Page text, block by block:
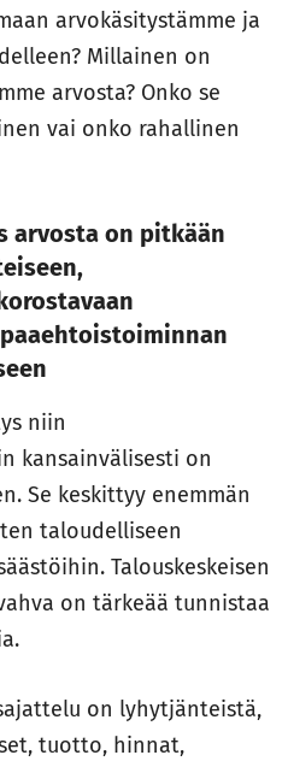
arvokäsitystämme ja
Millainen on
arvosta? Onko se
vai onko rahallinen
arvosta on pitkään
niin
kansainvälisesti on
Se keskittyy enemmän
taloudelliseen
Talouskeskeisen
on tärkeää tunnistaa
on lyhytjänteistä,
tuotto, hinnat,